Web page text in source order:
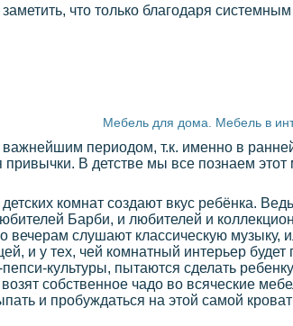
что только благодаря
Мебель для дома. Мебель в
периодом, т.к. именно в
В детстве мы все познаем
детских комнат создают вкус ребёнка.
Барби, и любителей и
вечерам слушают классическую музыку,
и у тех, чей комнатный интерьер
культуры, пытаются сделать
собственное чадо во всяческие
и пробуждаться на этой самой